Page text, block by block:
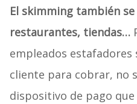
El skimming también
restaurantes, tiendas…
empleados
cliente para cobrar, no
dispositivo de pago